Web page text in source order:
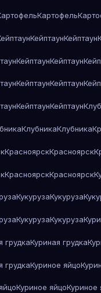
Картофель
КейптаунКейптаун
КейптаунКейптаун
КейптаунКейптаун
КейптаунКейптаун
КлубникаКлубника
КрасноярскКрасноярск
КрасноярскКрасноярск
КукурузаКукуруза
КукурузаКукуруза
грудкаКуриная грудка
грудкаКуриное яйцо
Куриное яйцоКуриное